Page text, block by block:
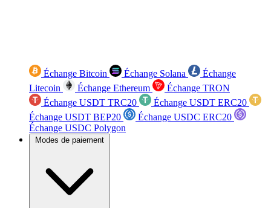
Échange Bitcoin Échange Solana
Échange
Litecoin
Échange Ethereum
Échange TRON
Échange USDT TRC20
Échange USDT ERC20
Échange USDT BEP20
Échange USDC ERC20
Échange USDC Polygon
Modes de paiement